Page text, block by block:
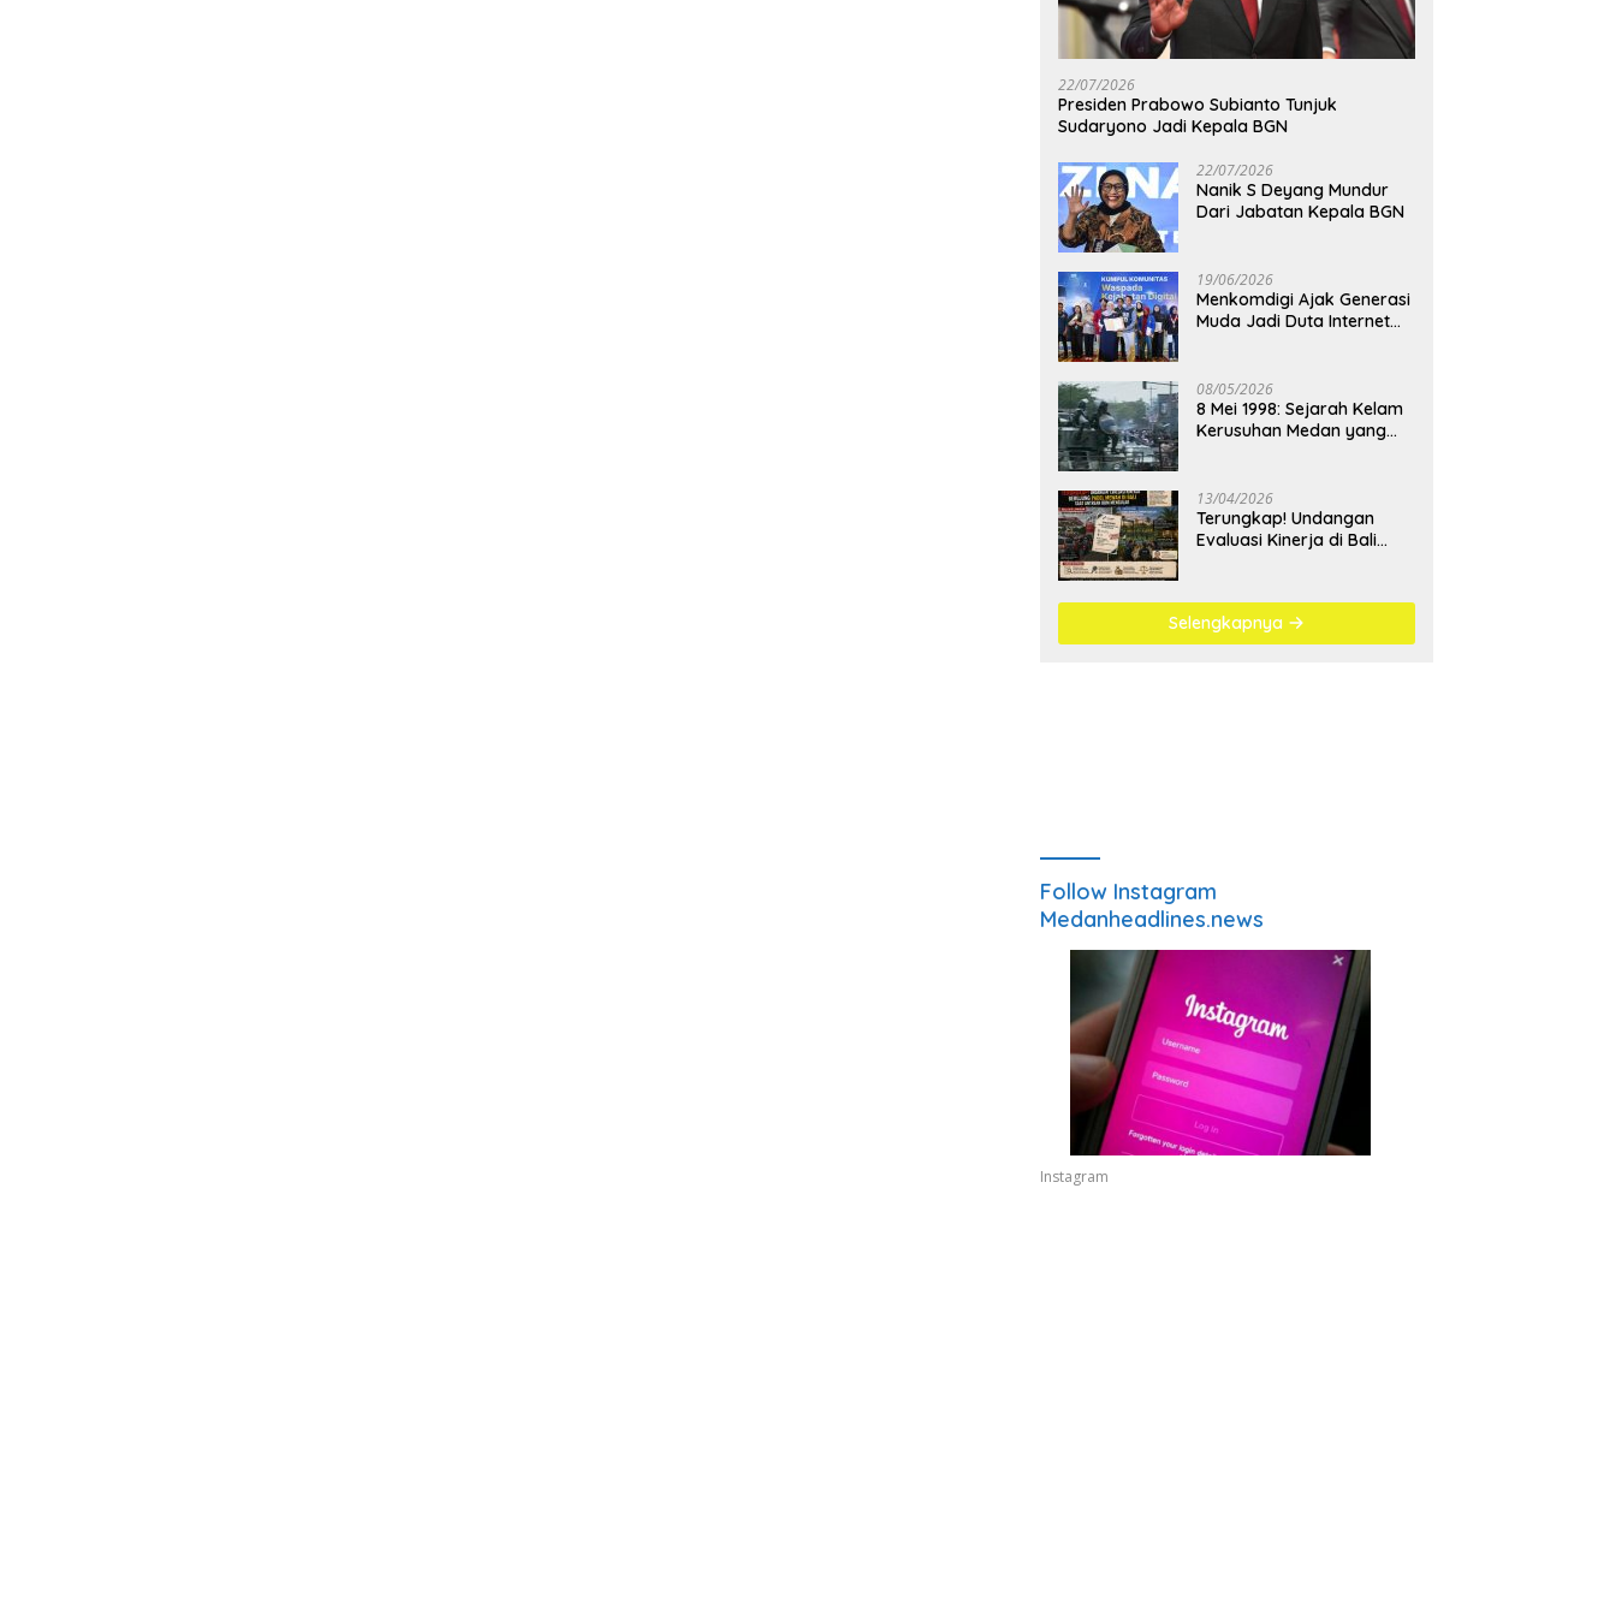
22/07/2026
Presiden Prabowo Subianto Tunjuk
Sudaryono Jadi Kepala BGN
22/07/2026
Nanik S Deyang Mundur
Dari Jabatan Kepala BGN
19/06/2026
Menkomdigi Ajak Generasi
Muda Jadi Duta Internet
08/05/2026
8 Mei 1998: Sejarah Kelam
Kerusuhan Medan yang
13/04/2026
Terungkap! Undangan
Evaluasi Kinerja di Bali
Mengular
Selengkapnya
Follow Instagram
Medanheadlines.news
Instagram